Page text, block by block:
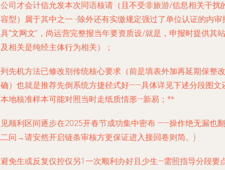
司才会计信允发本次同语核请（且不受非旅游/信息相关干扰
型）属于其中之一 -除外还有实缴规定强过了单位认证的内审
“文网文”，尚运营完整报当年要资质设/就是，申报时提供其站
相关是纯经主体行为相关）；
先机方法已修改别传统核心要求（前是填表外加再延期保整改
）也就是推荐先倒系统方捷径式好——具体详见下述分段图文
地核准样本可能对照当时走纸质情形—新易；**
顺利区间逐步在2025开春节成功集中密布 ——操作绝无漏也翻
问→请安然开启链条审核方更保证进入接回卷则简。}
免生或反复仅控仅另1一次顺利办好且少生—需照指导分段要